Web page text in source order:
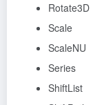
Rotate3D
Scale
ScaleNU
Series
ShiftList